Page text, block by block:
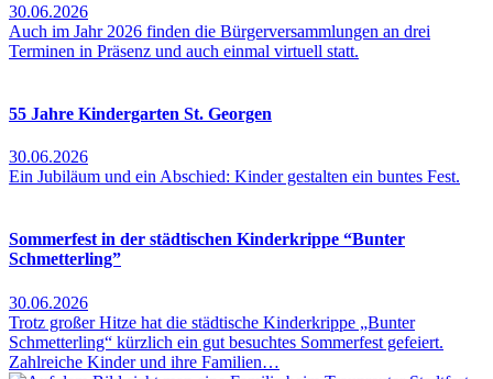
30.06.2026
Auch im Jahr 2026 finden die Bürgerversammlungen an drei
Terminen in Präsenz und auch einmal virtuell statt.
55 Jahre Kindergarten St. Georgen
30.06.2026
Ein Jubiläum und ein Abschied: Kinder gestalten ein buntes Fest.
Sommerfest in der städtischen Kinderkrippe “Bunter
Schmetterling”
30.06.2026
Trotz großer Hitze hat die städtische Kinderkrippe „Bunter
Schmetterling“ kürzlich ein gut besuchtes Sommerfest gefeiert.
Zahlreiche Kinder und ihre Familien…